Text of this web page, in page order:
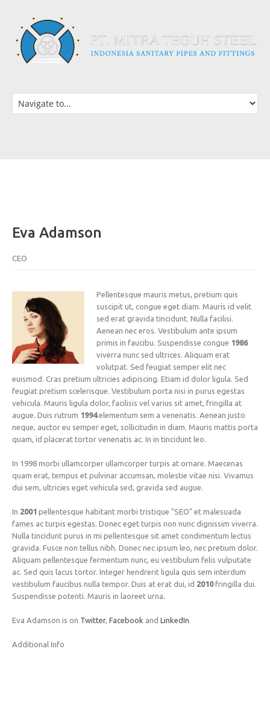
Eva Adamson
CEO
Pellentesque mauris metus, pretium quis
suscipit ut, congue eget diam. Mauris id velit
sed erat gravida tincidunt. Nulla facilisi.
Aenean nec eros. Vestibulum ante ipsum
primis in faucibu. Suspendisse congue 1986
viverra nunc sed ultrices. Aliquam erat
volutpat. Sed feugiat semper elit nec
euismod. Cras pretium ultricies adipiscing. Etiam id dolor ligula. Sed
feugiat pretium scelerisque. Vestibulum porta nisi in purus egestas
vehicula. Mauris ligula dolor, facilisis vel varius sit amet, fringilla at
augue. Duis rutrum 1994elementum sem a venenatis. Aenean justo
neque, auctor eu semper eget, sollicitudin in diam. Mauris mattis porta
quam, id placerat tortor venenatis ac. In in tincidunt leo.
In 1998 morbi ullamcorper ullamcorper turpis at ornare. Maecenas
quam erat, tempus et pulvinar accumsan, molestie vitae nisi. Vivamus
dui sem, ultricies eget vehicula sed, gravida sed augue.
In 2001 pellentesque habitant morbi tristique "SEO" et malesuada
fames ac turpis egestas. Donec eget turpis non nunc dignissim viverra.
Nulla tincidunt purus in mi pellentesque sit amet condimentum lectus
gravida. Fusce non tellus nibh. Donec nec ipsum leo, nec pretium dolor.
Aliquam pellentesque fermentum nunc, eu vestibulum felis vulputate
ac. Sed quis lacus tortor. Integer hendrerit ligula quis sem interdum
vestibulum faucibus nulla tempor. Duis at erat dui, id 2010fringilla dui.
Suspendisse potenti. Mauris in laoreet urna.
Eva Adamson is on Twitter, Facebook and LinkedIn
Additional Info